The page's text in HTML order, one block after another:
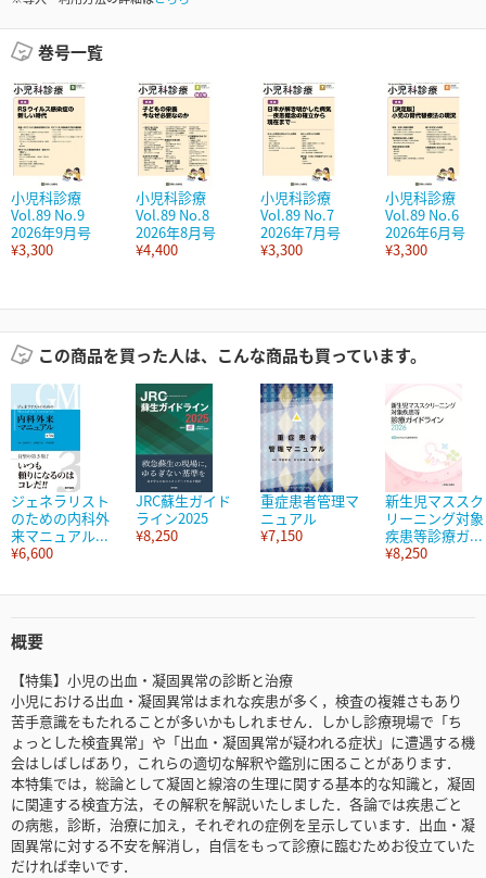
巻号一覧
小児科診療
Vol.89 No.9
2026年9月号
¥3,300
小児科診療
Vol.89 No.8
2026年8月号
¥4,400
小児科診療
Vol.89 No.7
2026年7月号
¥3,300
小児科診療
Vol.89 No.6
2026年6月号
¥3,300
この商品を買った人は、こんな商品も買っています。
ジェネラリスト
のための内科外
来マニュアル...
¥6,600
JRC蘇生ガイド
ライン2025
¥8,250
重症患者管理マ
ニュアル
¥7,150
新生児マススク
リーニング対象
疾患等診療ガ...
¥8,250
概要
【特集】小児の出血・凝固異常の診断と治療
小児における出血・凝固異常はまれな疾患が多く，検査の複雑さもあり
苦手意識をもたれることが多いかもしれません．しかし診療現場で「ち
ょっとした検査異常」や「出血・凝固異常が疑われる症状」に遭遇する機
会はしばしばあり，これらの適切な解釈や鑑別に困ることがあります．
本特集では，総論として凝固と線溶の生理に関する基本的な知識と，凝固
に関連する検査方法，その解釈を解説いたしました．各論では疾患ごと
の病態，診断，治療に加え，それぞれの症例を呈示しています．出血・凝
固異常に対する不安を解消し，自信をもって診療に臨むためお役立ていた
だければ幸いです．